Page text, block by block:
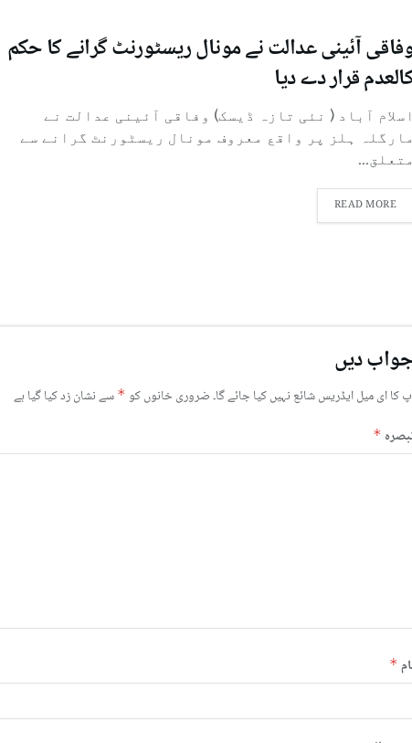
آئینی عدالت نے مونال ریسٹورنٹ گرانے کا حکم
قرار دے دیا
اسلام آباد ( نئی تازہ ڈیسک) وفاقی آئینی عدالت نے
مارگلہ ہلز پر واقع معروف مونال ریسٹورنٹ گرانے سے
متعلق...
READ MORE
دیں
کا ای میل ایڈریس شائع نہیں کیا جائے گا۔ضروری خانوں کو * سے نشان زد کیا گیا ہے
*
*